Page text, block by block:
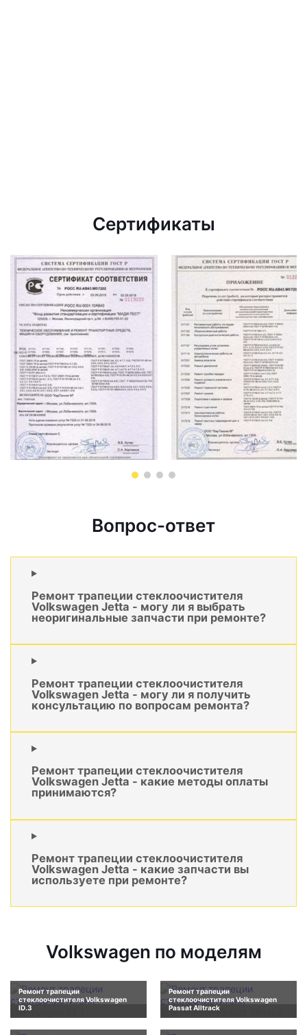
Сертификаты
Вопрос-ответ
Ремонт трапеции стеклоочистителя
Volkswagen Jetta - могу ли я выбрать
неоригинальные запчасти при ремонте?
Ремонт трапеции стеклоочистителя
Volkswagen Jetta - могу ли я получить
консультацию по вопросам ремонта?
Ремонт трапеции стеклоочистителя
Volkswagen Jetta - какие методы оплаты
принимаются?
Ремонт трапеции стеклоочистителя
Volkswagen Jetta - какие запчасти вы
используете при ремонте?
Volkswagen по моделям
Ремонт трапеции
стеклоочистителя Volkswagen
ID.3
Ремонт трапеции
стеклоочистителя Volkswagen
Passat Alltrack